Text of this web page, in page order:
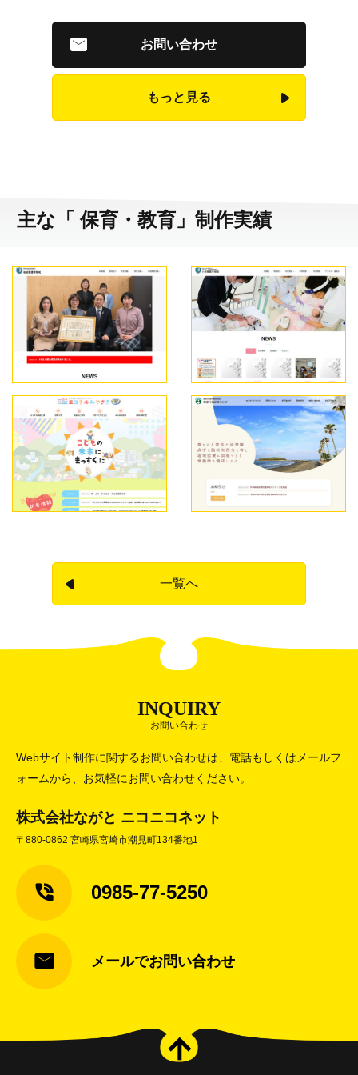
お問い合わせ
もっと見る
主な「 保育・教育」制作実績
一覧へ
INQUIRY
お問い合わせ
Webサイト制作に関するお問い合わせは、電話もしくはメールフ
ォームから、お気軽にお問い合わせください。
株式会社ながと ニコニコネット
〒880-0862 宮崎県宮崎市潮見町134番地1
0985-77-5250
メールでお問い合わせ
arrow_upward